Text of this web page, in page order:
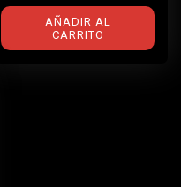
AÑADIR AL
CARRITO